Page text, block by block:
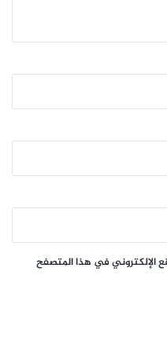
الإلكتروني في هذا المتصفح